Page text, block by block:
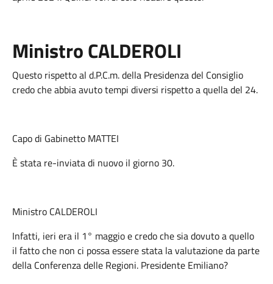
Ministro CALDEROLI
Questo rispetto al d.P.C.m. della Presidenza del Consiglio
credo che abbia avuto tempi diversi rispetto a quella del 24.
Capo di Gabinetto MATTEI
È stata re-inviata di nuovo il giorno 30.
Ministro CALDEROLI
Infatti, ieri era il 1° maggio e credo che sia dovuto a quello
il fatto che non ci possa essere stata la valutazione da parte
della Conferenza delle Regioni. Presidente Emiliano?